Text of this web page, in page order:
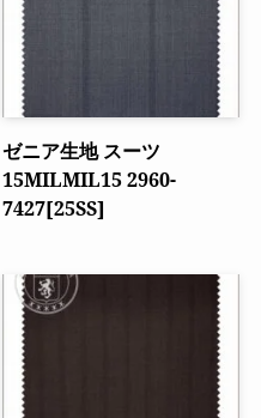
ゼニア生地 スーツ
15MILMIL15 2960-
7427[25SS]